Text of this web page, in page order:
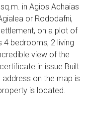
in Agios Achaias
or Rododafni,
on a plot of
4 bedrooms, 2 living
view of the
in issue.Built
on the map is
is located.